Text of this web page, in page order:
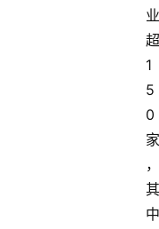
业
超
1
5
0
家
，
其
中